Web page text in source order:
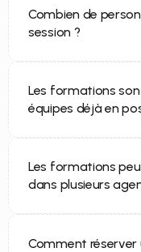
Combien de
session ?
Les formations
équipes déjà en
Les formations
dans plusieurs
Comment réserver